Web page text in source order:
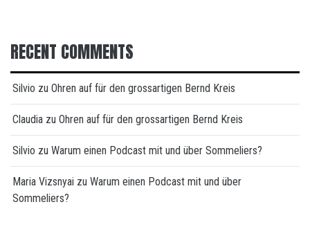
RECENT COMMENTS
Silvio zu Ohren auf für den grossartigen Bernd Kreis
Claudia zu Ohren auf für den grossartigen Bernd Kreis
Silvio zu Warum einen Podcast mit und über Sommeliers?
Maria Vizsnyai zu Warum einen Podcast mit und über
Sommeliers?